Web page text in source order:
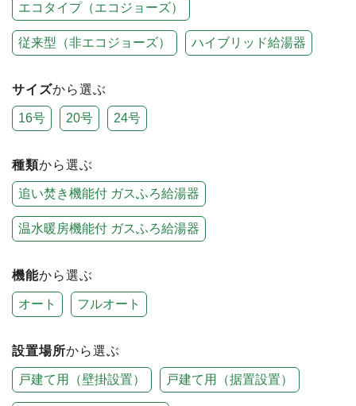
エコタイプ（エコジョーズ）
従来型（非エコジョーズ） ハイブリッド給湯器
サイズから選ぶ
16号 20号 24号
種類から選ぶ
追い焚き機能付 ガスふろ給湯器
温水暖房機能付 ガスふろ給湯器
機能から選ぶ
オート フルオート
設置場所から選ぶ
戸建て用（壁掛設置） 戸建て用（据置設置）